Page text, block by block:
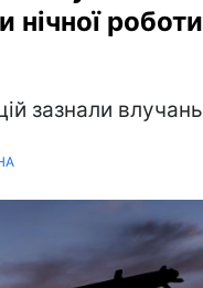
нічної
зазнали влучань